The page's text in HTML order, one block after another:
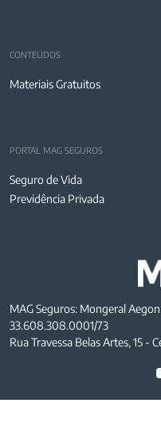
CONTEÚDOS
Materiais Gratuitos
PORTAL MAG SEGUROS
Seguro de Vida
Previdência Privada
MAG Seguros: Mongeral
33.608.308.0001/73
Rua Travessa Belas Artes, 15